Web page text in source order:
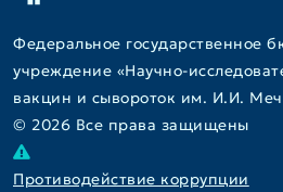
Федеральное государственное
учреждение «Научно-
вакцин и сывороток им. И.И.
© 2026 Все права защищены
Противодействие коррупции